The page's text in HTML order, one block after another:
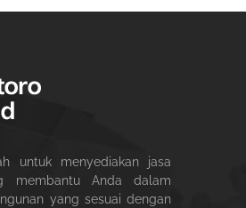
untuk menyediakan jasa
membantu Anda dalam
yang sesuai dengan